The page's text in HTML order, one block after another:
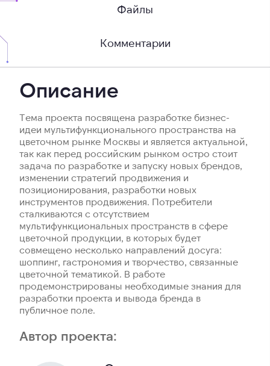
Файлы
Комментарии
Описание
Тема проекта посвящена разработке бизнес-
идеи мультифункционального пространства на
цветочном рынке Москвы и является актуальной,
так как перед российским рынком остро стоит
задача по разработке и запуску новых брендов,
изменении стратегий продвижения и
позиционирования, разработки новых
инструментов продвижения. Потребители
сталкиваются с отсутствием
мультифункциональных пространств в сфере
цветочной продукции, в которых будет
совмещено несколько направлений досуга:
шоппинг, гастрономия и творчество, связанные
цветочной тематикой. В работе
продемонстрированы необходимые знания для
разработки проекта и вывода бренда в
публичное поле.
Автор проекта: